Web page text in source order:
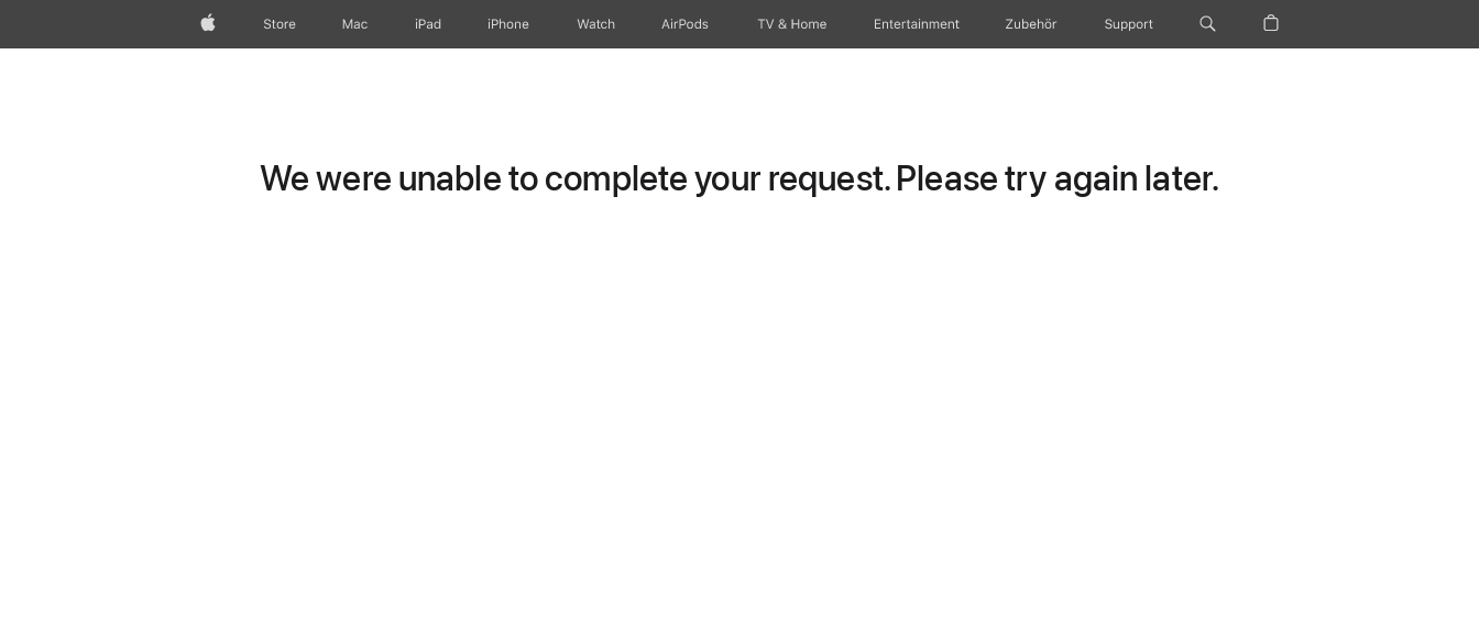
Apple Store Mac iPad iPhone Watch AirPods TV & Home Entertainment Zubehör Support
We were unable to complete your request. Please try again later.